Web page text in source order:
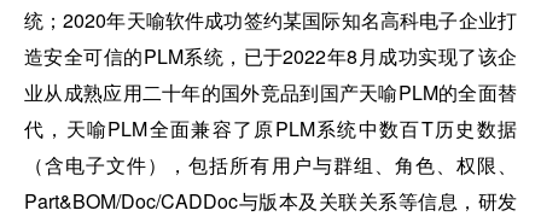
统；2020年天喻软件成功签约某国际知名高科电子企业打
造安全可信的PLM系统，已于2022年8月成功实现了该企
业从成熟应用二十年的国外竞品到国产天喻PLM的全面替
代，天喻PLM全面兼容了原PLM系统中数百T历史数据
（含电子文件），包括所有用户与群组、角色、权限、
Part&BOM/Doc/CADDoc与版本及关联关系等信息，研发